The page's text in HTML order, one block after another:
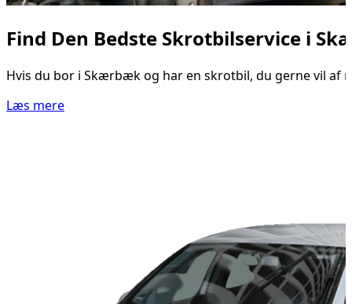
Find Den Bedste Skrotbilservice i
Hvis du bor i Skærbæk og har en skrotbil, du gerne vil af
Læs mere